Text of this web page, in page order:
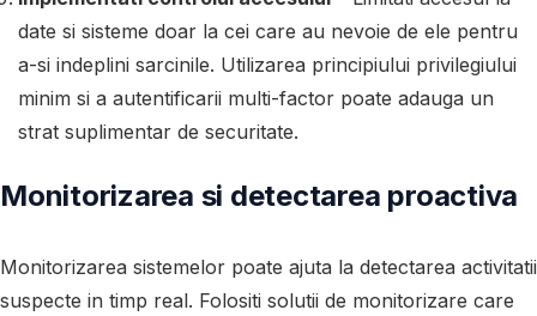
date si sisteme doar la cei care au nevoie de ele pentru
a-si indeplini sarcinile. Utilizarea principiului privilegiului
minim si a autentificarii multi-factor poate adauga un
strat suplimentar de securitate.
Monitorizarea si detectarea proactiva
Monitorizarea sistemelor poate ajuta la detectarea activitatii
suspecte in timp real. Folositi solutii de monitorizare care